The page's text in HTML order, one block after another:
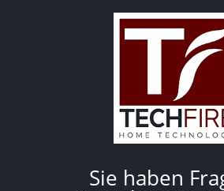
Sie haben